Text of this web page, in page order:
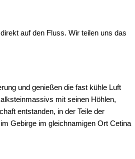
auf den Fluss. Wir teilen uns das
und genießen die fast kühle Luft
mit seinen Höhlen,
entstanden, in der Teile der
Gebirge im gleichnamigen Ort Cetina